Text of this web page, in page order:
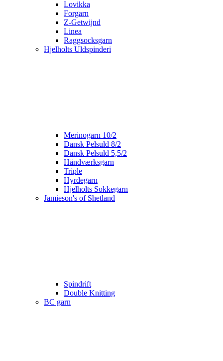
Lovikka
Forgarn
Z-Getwijnd
Linea
Raggsocksgarn
Hjelholts Uldspinderi
Merinogarn 10/2
Dansk Pelsuld 8/2
Dansk Pelsuld 5,5/2
Håndværksgarn
Triple
Hyrdegarn
Hjelholts Sokkegarn
Jamieson's of Shetland
Spindrift
Double Knitting
BC garn